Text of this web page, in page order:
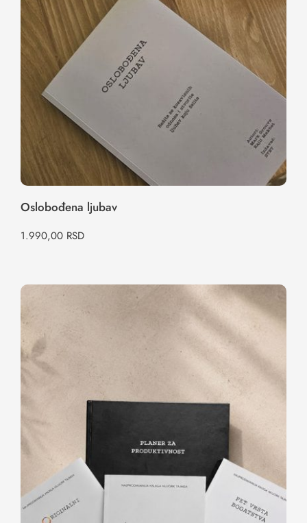
Oslobođena ljubav
Oslobođena ljubav
1.990,00 RSD
Paket: Formula za istinski uspeh